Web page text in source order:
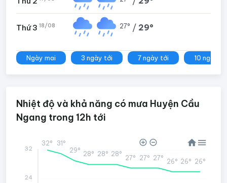
Thứ 3 18/08 27° / 29°
Ngày mai 3 ngày tới 7 ngày tới 10 ngày
Nhiệt độ và khả năng có mưa Huyện Cầu
Ngang trong 12h tới
32°
31°
29° 28° 28° 28° 27° 27° 27° 26° 26° 26°
32
24